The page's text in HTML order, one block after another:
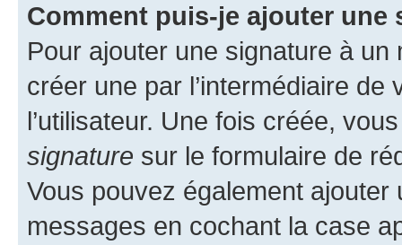
Comment puis-je ajouter une
Pour ajouter une signature à un
créer une par l’intermédiaire
l’utilisateur. Une fois créée,
signature sur le formulaire de
Vous pouvez également
messages en cochant la case